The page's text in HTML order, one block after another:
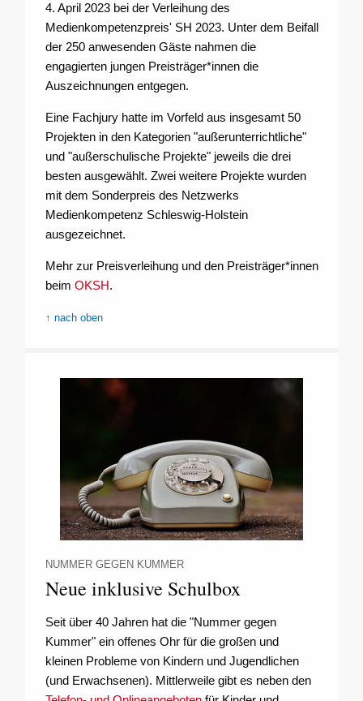
4. April 2023 bei der Verleihung des
Medienkompetenzpreis' SH 2023. Unter dem Beifall
der 250 anwesenden Gäste nahmen die
engagierten jungen Preisträger*innen die
Auszeichnungen entgegen.
Eine Fachjury hatte im Vorfeld aus insgesamt 50
Projekten in den Kategorien "außerunterrichtliche"
und "außerschulische Projekte" jeweils die drei
besten ausgewählt. Zwei weitere Projekte wurden
mit dem Sonderpreis des Netzwerks
Medienkompetenz Schleswig-Holstein
ausgezeichnet.
Mehr zur Preisverleihung und den Preisträger*innen
beim OKSH.
↑ nach oben
NUMMER GEGEN KUMMER
Neue inklusive Schulbox
Seit über 40 Jahren hat die "Nummer gegen
Kummer" ein offenes Ohr für die großen und
kleinen Probleme von Kindern und Jugendlichen
(und Erwachsenen). Mittlerweile gibt es neben den